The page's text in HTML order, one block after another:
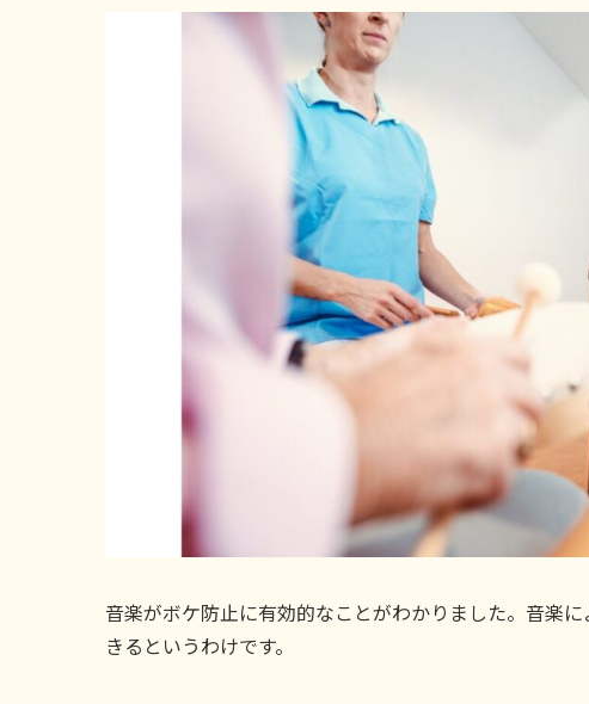
音楽がボケ防止に有効的なことがわかりました。音楽
きるというわけです。